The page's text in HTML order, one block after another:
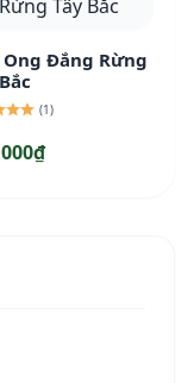
Đắng Rừng
(1)